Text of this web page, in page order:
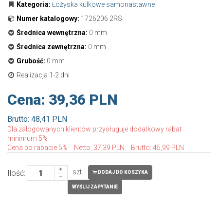
magazynie
Kategoria: Łożyska kulkowe samonastawne
Numer katalogowy: 1726206 2RS
Średnica wewnętrzna: 0 mm
Średnica zewnętrzna: 0 mm
Grubość: 0 mm
Realizacja 1-2 dni
Cena: 39,36 PLN
Brutto: 48,41 PLN
Dla zalogowanych klientów przysługuje dodatkowy rabat
minimum 5%
Cena po rabacie 5%
Netto: 37,39 PLN Brutto: 45,99 PLN
Ilość: szt. DODAJ DO KOSZYKA
WYŚLIJ ZAPYTANIE